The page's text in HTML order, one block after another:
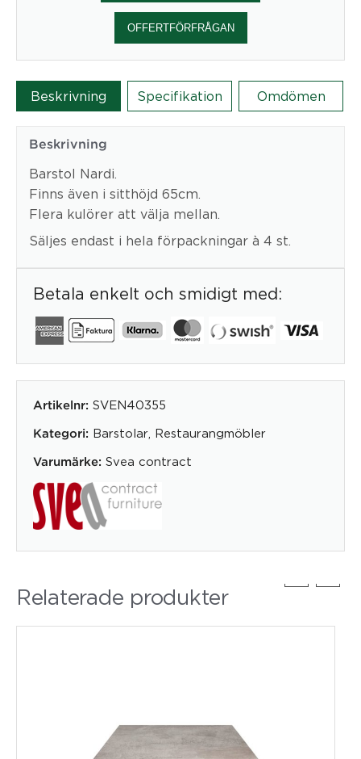
mängd
OFFERTFÖRFRÅGAN
Beskrivning Specifikation Omdömen
Beskrivning
Barstol Nardi.
Finns även i sitthöjd 65cm.
Flera kulörer att välja mellan.
Säljes endast i hela förpackningar à 4 st.
Betala enkelt och smidigt med:
Artikelnr: SVEN40355
Kategori: Barstolar Restaurangmöbler
Varumärke: Svea contract
Relaterade produkter